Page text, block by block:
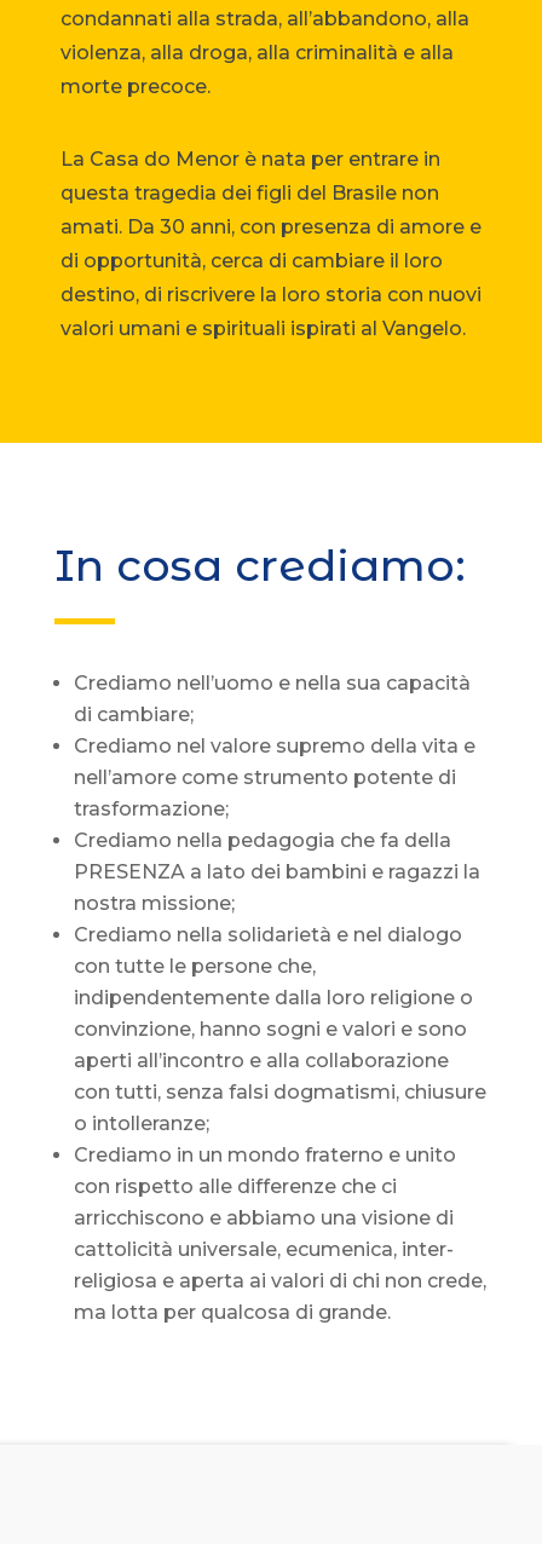
condannati alla strada, all’abbandono, alla
violenza, alla droga, alla criminalità e alla
morte precoce.
La Casa do Menor è nata per entrare in
questa tragedia dei figli del Brasile non
amati. Da 30 anni, con presenza di amore e
di opportunità, cerca di cambiare il loro
destino, di riscrivere la loro storia con nuovi
valori umani e spirituali ispirati al Vangelo.
In cosa crediamo:
Crediamo nell’uomo e nella sua capacità
di cambiare;
Crediamo nel valore supremo della vita e
nell’amore come strumento potente di
trasformazione;
Crediamo nella pedagogia che fa della
PRESENZA a lato dei bambini e ragazzi la
nostra missione;
Crediamo nella solidarietà e nel dialogo
con tutte le persone che,
indipendentemente dalla loro religione o
convinzione, hanno sogni e valori e sono
aperti all’incontro e alla collaborazione
con tutti, senza falsi dogmatismi, chiusure
o intolleranze;
Crediamo in un mondo fraterno e unito
con rispetto alle differenze che ci
arricchiscono e abbiamo una visione di
cattolicità universale, ecumenica, inter-
religiosa e aperta ai valori di chi non crede,
ma lotta per qualcosa di grande.